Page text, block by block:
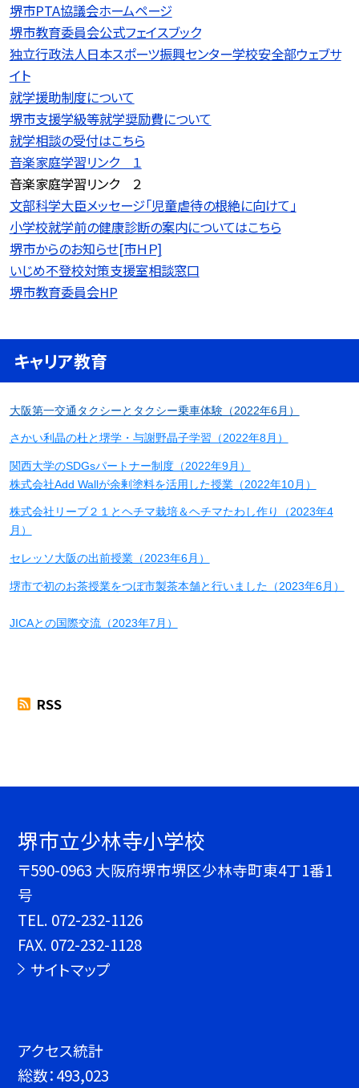
堺市PTA協議会ホームページ
堺市教育委員会公式フェイスブック
独立行政法人日本スポーツ振興センター学校安全部ウェブサ
イト
就学援助制度について
堺市支援学級等就学奨励費について
就学相談の受付はこちら
音楽家庭学習リンク １
音楽家庭学習リンク ２
文部科学大臣メッセージ「児童虐待の根絶に向けて」
小学校就学前の健康診断の案内についてはこちら
堺市からのお知らせ[市ＨＰ]
いじめ不登校対策支援室相談窓口
堺市教育委員会HP
キャリア教育
大阪第一交通タクシーとタクシー乗車体験（2022年6月）
さかい利晶の杜と堺学・与謝野晶子学習（2022年8月）
関西大学のSDGsパートナー制度（2022年9月）
株式会社Add Wallが余剰塗料を活用した授業（2022年10月）
株式会社リーブ２１とヘチマ栽培＆ヘチマたわし作り（2023年4
月）
セレッソ大阪の出前授業（2023年6月）
堺市で初のお茶授業をつぼ市製茶本舗と行いました（2023年6月）
JICAとの国際交流（2023年7月）
RSS
堺市立少林寺小学校
〒590-0963 大阪府堺市堺区少林寺町東4丁1番1
号
TEL. 072-232-1126
FAX. 072-232-1128
サイトマップ
アクセス統計
総数：493,023